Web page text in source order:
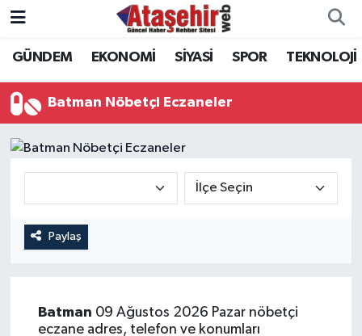
GÜNDEM EKONOMİ SİYASİ SPOR TEKNOLOJİ
Batman Nöbetçi Eczaneler
Paylaş
Batman 09 Ağustos 2026 Pazar nöbetçi
eczane adres, telefon ve konumları
Hava Durumu
Trafik Durumu
Süper Lig Puan Durumu ve Fikstür
Son Dakika Haberleri